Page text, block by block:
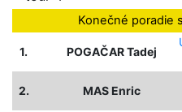
Konečné poradie
1. POGAČAR Tadej
2. MAS Enric